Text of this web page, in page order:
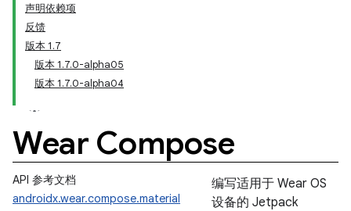
声明依赖项
反馈
版本 1.7
版本 1.7.0-alpha05
版本 1.7.0-alpha04
Wear Compose
API 参考文档
androidx.wear.compose.material
编写适用于 Wear OS
设备的 Jetpack